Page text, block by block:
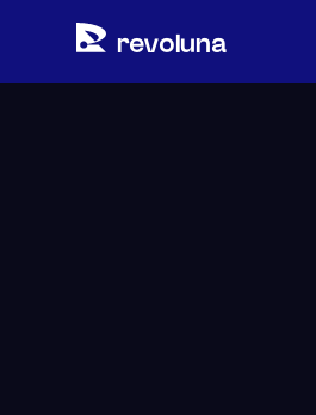
revoluna